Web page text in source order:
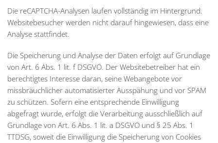
Die reCAPTCHA-Analysen laufen vollständig im Hintergrund.
Websitebesucher werden nicht darauf hingewiesen, dass eine
Analyse stattfindet.
Die Speicherung und Analyse der Daten erfolgt auf Grundlage
von Art. 6 Abs. 1 lit. f DSGVO. Der Websitebetreiber hat ein
berechtigtes Interesse daran, seine Webangebote vor
missbräuchlicher automatisierter Ausspähung und vor SPAM
zu schützen. Sofern eine entsprechende Einwilligung
abgefragt wurde, erfolgt die Verarbeitung ausschließlich auf
Grundlage von Art. 6 Abs. 1 lit. a DSGVO und § 25 Abs. 1
TTDSG, soweit die Einwilligung die Speicherung von Cookies